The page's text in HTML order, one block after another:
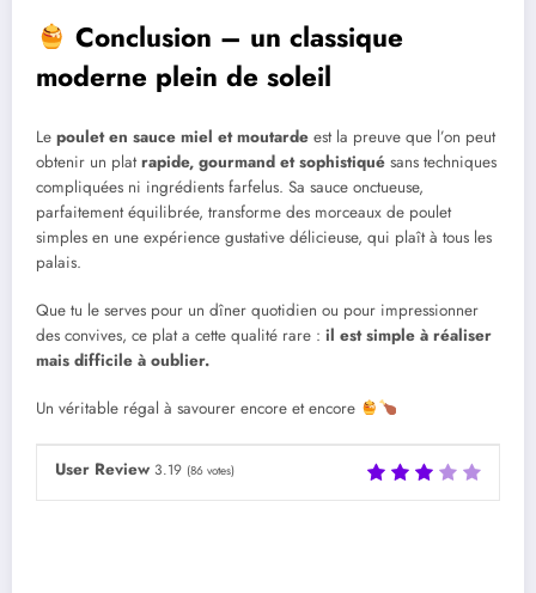
Conclusion – un classique
moderne plein de soleil
Le poulet en sauce miel et moutarde est la preuve que l’on peut
obtenir un platrapide, gourmand et sophistiqué sans techniques
compliquées ni ingrédients farfelus. Sa sauce onctueuse,
parfaitement équilibrée, transforme des morceaux de poulet
simples en une expérience gustative délicieuse, qui plaît à tous les
palais.
Que tu le serves pour un dîner quotidien ou pour impressionner
des convives, ce plat a cette qualité rare : il est simple à réaliser
mais difficile à oublier.
Un véritable régal à savourer encore et encore
User Review 3.19 (86 votes)